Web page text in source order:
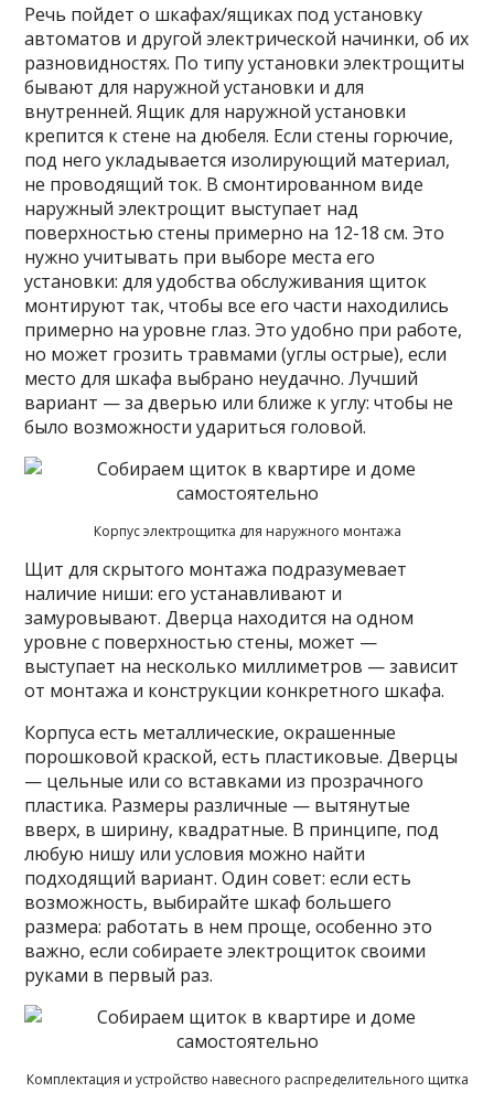
Речь пойдет о шкафах/ящиках под установку
автоматов и другой электрической начинки, об их
разновидностях. По типу установки электрощиты
бывают для наружной установки и для
внутренней. Ящик для наружной установки
крепится к стене на дюбеля. Если стены горючие,
под него укладывается изолирующий материал,
не проводящий ток. В смонтированном виде
наружный электрощит выступает над
поверхностью стены примерно на 12-18 см. Это
нужно учитывать при выборе места его
установки: для удобства обслуживания щиток
монтируют так, чтобы все его части находились
примерно на уровне глаз. Это удобно при работе,
но может грозить травмами (углы острые), если
место для шкафа выбрано неудачно. Лучший
вариант — за дверью или ближе к углу: чтобы не
было возможности удариться головой.
Корпус электрощитка для наружного монтажа
Щит для скрытого монтажа подразумевает
наличие ниши: его устанавливают и
замуровывают. Дверца находится на одном
уровне с поверхностью стены, может —
выступает на несколько миллиметров — зависит
от монтажа и конструкции конкретного шкафа.
Корпуса есть металлические, окрашенные
порошковой краской, есть пластиковые. Дверцы
— цельные или со вставками из прозрачного
пластика. Размеры различные — вытянутые
вверх, в ширину, квадратные. В принципе, под
любую нишу или условия можно найти
подходящий вариант. Один совет: если есть
возможность, выбирайте шкаф большего
размера: работать в нем проще, особенно это
важно, если собираете электрощиток своими
руками в первый раз.
Комплектация и устройство навесного распределительного щитка